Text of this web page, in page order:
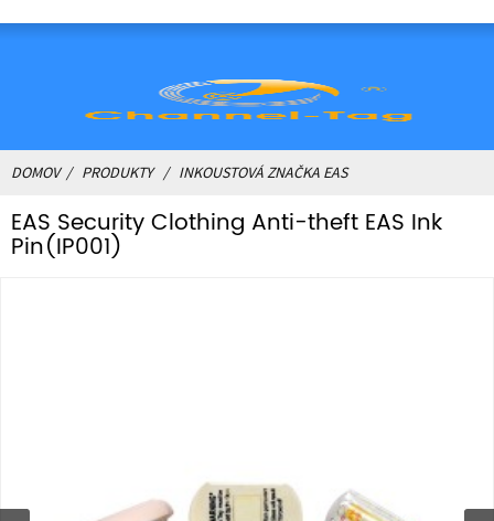
DOMOV PRODUKTY INKOUSTOVÁ ZNAČKA EAS
EAS Security Clothing Anti-theft EAS Ink
Pin(IP001)